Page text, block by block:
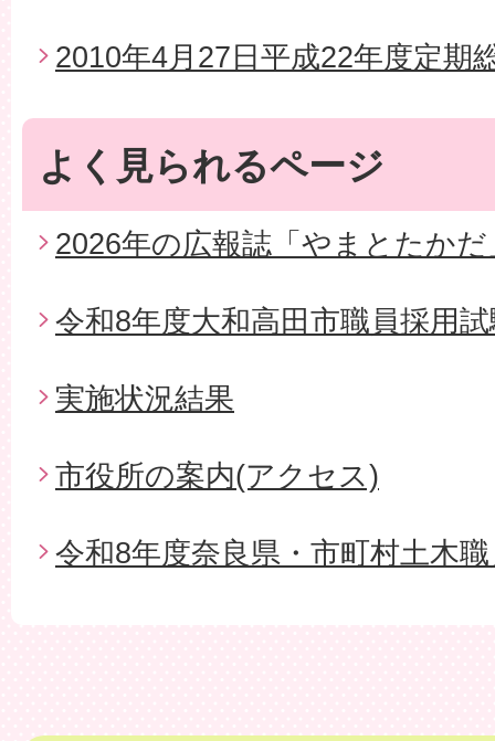
2010年4月27日平成22年度定期
よく見られるページ
2026年の広報誌「やまとたかだ
令和8年度大和高田市職員採用
実施状況結果
市役所の案内(アクセス)
令和8年度奈良県・市町村土木